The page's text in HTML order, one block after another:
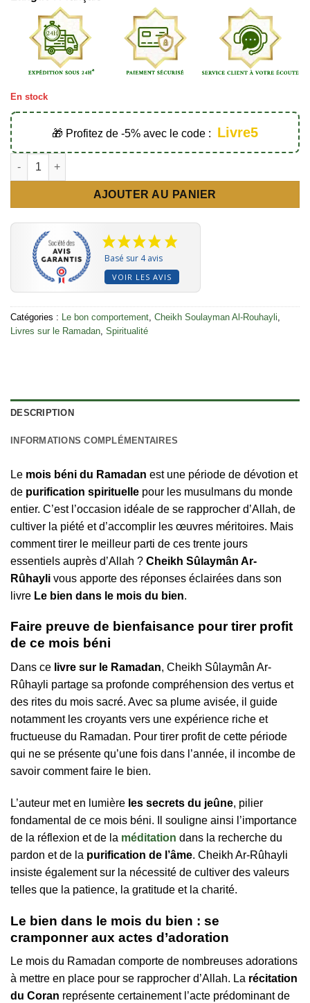
En stock
🎁 Profitez de -5% avec le code : Livre5
quantité de Le bien dans le mois du bien - Éditions Ibn Badis
AJOUTER AU PANIER
Basé sur 4 avis
VOIR LES AVIS
Catégories : Le bon comportement Cheikh Soulayman Al-Rouhayli
Livres sur le Ramadan Spiritualité
DESCRIPTION
INFORMATIONS COMPLÉMENTAIRES
Le mois béni du Ramadan est une période de dévotion et
de purification spirituelle pour les musulmans du monde
entier. C’est l’occasion idéale de se rapprocher d’Allah, de
cultiver la piété et d’accomplir les œuvres méritoires. Mais
comment tirer le meilleur parti de ces trente jours
essentiels auprès d’Allah ? Cheikh Sûlaymân Ar-
Rûhayli vous apporte des réponses éclairées dans son
livre Le bien dans le mois du bien.
Faire preuve de bienfaisance pour tirer profit
de ce mois béni
Dans ce livre sur le Ramadan, Cheikh Sûlaymân Ar-
Rûhayli partage sa profonde compréhension des vertus et
des rites du mois sacré. Avec sa plume avisée, il guide
notamment les croyants vers une expérience riche et
fructueuse du Ramadan. Pour tirer profit de cette période
qui ne se présente qu’une fois dans l’année, il incombe de
savoir comment faire le bien.
L’auteur met en lumière les secrets du jeûne, pilier
fondamental de ce mois béni. Il souligne ainsi l’importance
de la réflexion et de la méditation dans la recherche du
pardon et de la purification de l’âme. Cheikh Ar-Rûhayli
insiste également sur la nécessité de cultiver des valeurs
telles que la patience, la gratitude et la charité.
Le bien dans le mois du bien : se
cramponner aux actes d’adoration
Le mois du Ramadan comporte de nombreuses adorations
à mettre en place pour se rapprocher d’Allah. La récitation
du Coran représente certainement l’acte prédominant de